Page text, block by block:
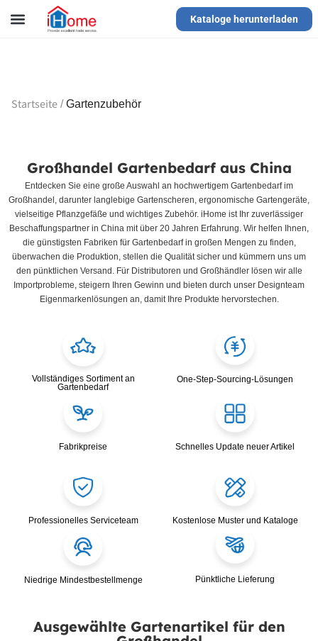
Kataloge herunterladen
Startseite /Gartenzubehör
Großhandel Gartenbedarf aus China
Entdecken Sie eine große Auswahl an hochwertigem Gartenbedarf im
Großhandel, darunter langlebige Gartenscheren, ergonomische Gartengeräte,
vielseitige Pflanzgefäße und wichtiges Zubehör. iHome ist Ihr zuverlässiger
Beschaffungspartner in China mit über 20 Jahren Erfahrung. Wir helfen Ihnen,
die günstigsten Fabriken für Gartenbedarf in großen Mengen zu finden,
überwachen die Produktion, stellen die Qualität sicher und kümmern uns um
den pünktlichen Versand. Für Distributoren und Großhändler lösen wir alle
Importprobleme, steigern Ihren Gewinn und bieten durch unser Designteam
Eigenmarkenlösungen an, damit Ihre Produkte hervorstechen.
Vollständiges Sortiment an
Gartenbedarf
One-Step-Sourcing-Lösungen
Fabrikpreise Schnelles Update neuer Artikel
Professionelles Serviceteam Kostenlose Muster und Kataloge
Niedrige Mindestbestellmenge Pünktliche Lieferung
Ausgewählte Gartenartikel für den